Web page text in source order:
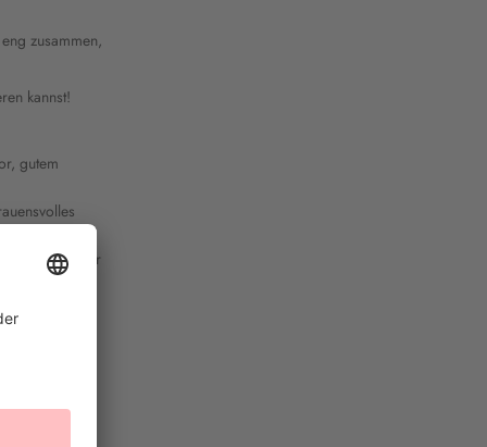
zusammen,
kannst!
gutem
Wir
freuen wir